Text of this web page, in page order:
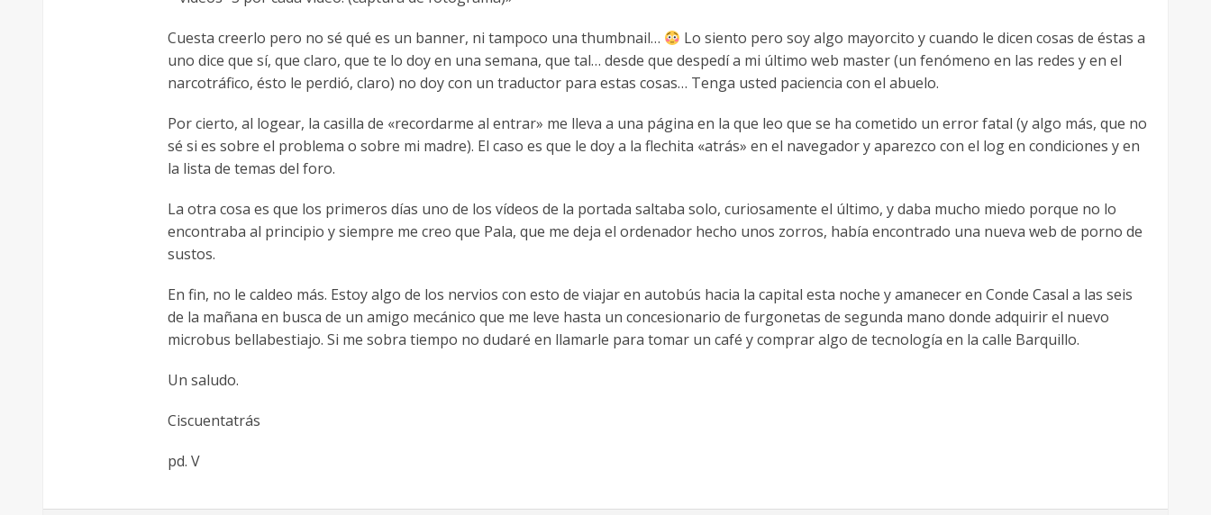
Cuesta creerlo pero no sé qué es un banner, ni tampoco una thumbnail…
Lo siento pero soy algo mayorcito y cuando le dicen cosas de éstas a
uno dice que sí, que claro, que te lo doy en una semana, que tal… desde que despedí a mi último web master (un fenómeno en las redes y en el
narcotráfico, ésto le perdió, claro) no doy con un traductor para estas cosas… Tenga usted paciencia con el abuelo.
Por cierto, al logear, la casilla de «recordarme al entrar» me lleva a una página en la que leo que se ha cometido un error fatal (y algo más, que no
sé si es sobre el problema o sobre mi madre). El caso es que le doy a la flechita «atrás» en el navegador y aparezco con el log en condiciones y en
la lista de temas del foro.
La otra cosa es que los primeros días uno de los vídeos de la portada saltaba solo, curiosamente el último, y daba mucho miedo porque no lo
encontraba al principio y siempre me creo que Pala, que me deja el ordenador hecho unos zorros, había encontrado una nueva web de porno de
sustos.
En fin, no le caldeo más. Estoy algo de los nervios con esto de viajar en autobús hacia la capital esta noche y amanecer en Conde Casal a las seis
de la mañana en busca de un amigo mecánico que me leve hasta un concesionario de furgonetas de segunda mano donde adquirir el nuevo
microbus bellabestiajo. Si me sobra tiempo no dudaré en llamarle para tomar un café y comprar algo de tecnología en la calle Barquillo.
Un saludo.
Ciscuentatrás
pd. V